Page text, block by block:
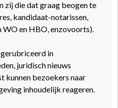
zij die dat graag beogen te
kandidaat-notarissen,
WO en HBO, enzovoorts).
in
juridisch nieuws
kunnen bezoekers naar
inhoudelijk reageren.